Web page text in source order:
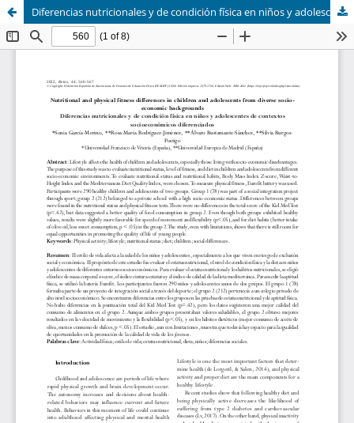
Diferencias nutricionales y de condición física en niños y adolescentes de contextos socioeconómicos diferenciados (Nutritional and physical fitness differences in children and adolescents from diverse socio-economic backgrounds)